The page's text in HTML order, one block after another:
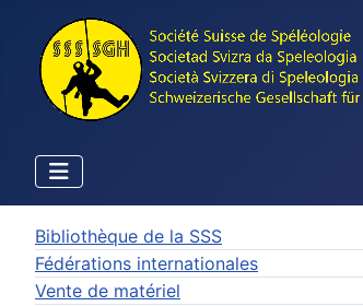
Bibliothèque de la SSS
Fédérations internationales
Vente de matériel